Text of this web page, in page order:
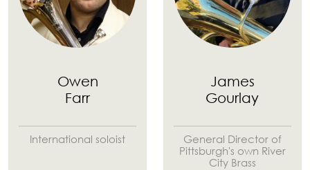
Owen
Farr
International soloist
James
Gourlay
General Director of
Pittsburgh's own River
City Brass